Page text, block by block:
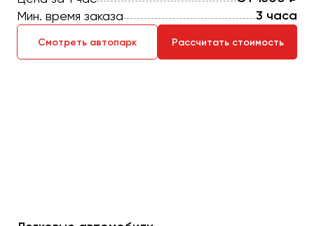
Мин. время заказа 3 часа
Смотреть автопарк Рассчитать стоимость
Курган